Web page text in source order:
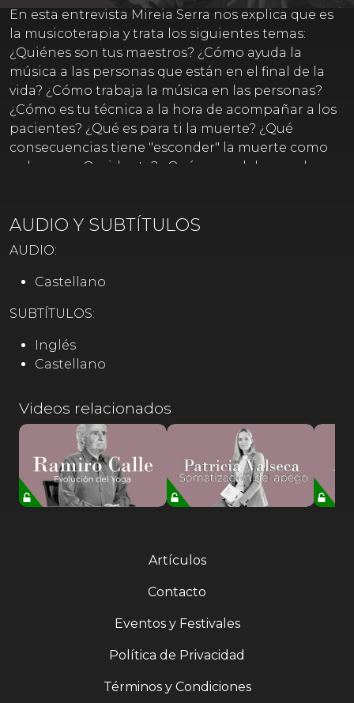
En esta entrevista Mireia Serra nos explica que es
la musicoterapia y trata los siguientes temas:
¿Quiénes son tus maestros? ¿Cómo ayuda la
música a las personas que están en el final de la
vida? ¿Cómo trabaja la música en las personas?
¿Cómo es tu técnica a la hora de acompañar a los
pacientes? ¿Qué es para ti la muerte? ¿Qué
consecuencias tiene "esconder" la muerte como
se hace en Occidente? ¿Qué cosas debemos hacer
la vida? ¿Qué papel juegan el amor y la compasión
en el proceso de la muerte? ¿Qué papel juega el
persona y por qué?
AUDIO Y SUBTÍTULOS
AUDIO:
Castellano
SUBTÍTULOS:
Inglés
Castellano
Videos relacionados
Artículos
Contacto
Eventos y Festivales
Política de Privacidad
Términos y Condiciones